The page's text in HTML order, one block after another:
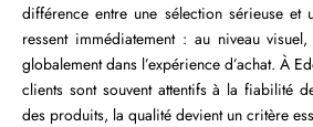
différence entre une sélection sérieuse et
ressent immédiatement : au niveau
globalement dans l’expérience d’achat. À
clients sont souvent attentifs à la fiabilité
des produits, la qualité devient un critère